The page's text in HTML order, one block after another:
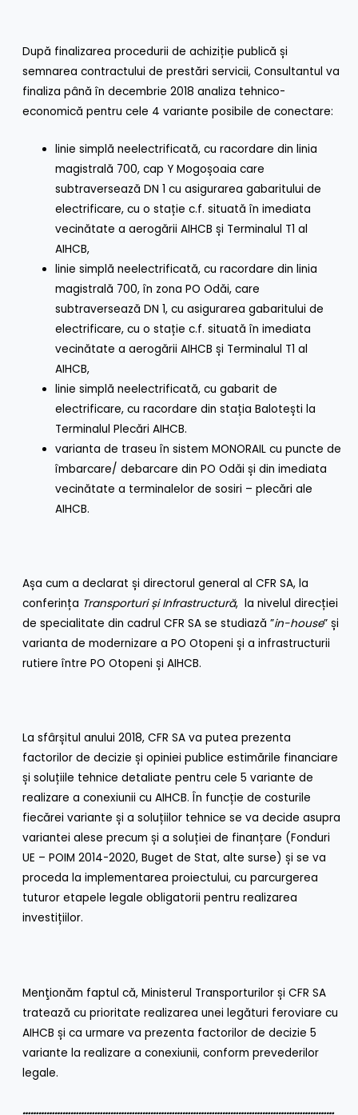
După finalizarea procedurii de achiziție publică și
semnarea contractului de prestări servicii, Consultantul va
finaliza până în decembrie 2018 analiza tehnico-
economică pentru cele 4 variante posibile de conectare:
linie simplă neelectrificată, cu racordare din linia
magistrală 700, cap Y Mogoșoaia care
subtraversează DN 1 cu asigurarea gabaritului de
electrificare, cu o stație c.f. situată în imediata
vecinătate a aerogării AIHCB și Terminalul T1 al
AIHCB,
linie simplă neelectrificată, cu racordare din linia
magistrală 700, în zona PO Odăi, care
subtraversează DN 1, cu asigurarea gabaritului de
electrificare, cu o stație c.f. situată în imediata
vecinătate a aerogării AIHCB și Terminalul T1 al
AIHCB,
linie simplă neelectrificată, cu gabarit de
electrificare, cu racordare din stația Balotești la
Terminalul Plecări AIHCB.
varianta de traseu în sistem MONORAIL cu puncte de
îmbarcare/ debarcare din PO Odăi și din imediata
vecinătate a terminalelor de sosiri – plecări ale
AIHCB.
Așa cum a declarat și directorul general al CFR SA, la
conferința Transporturi și Infrastructură, la nivelul direcției
de specialitate din cadrul CFR SA se studiază ”in-house” și
varianta de modernizare a PO Otopeni și a infrastructurii
rutiere între PO Otopeni și AIHCB.
La sfârșitul anului 2018, CFR SA va putea prezenta
factorilor de decizie și opiniei publice estimările financiare
și soluțiile tehnice detaliate pentru cele 5 variante de
realizare a conexiunii cu AIHCB. În funcție de costurile
fiecărei variante și a soluțiilor tehnice se va decide asupra
variantei alese precum și a soluției de finanțare (Fonduri
UE – POIM 2014-2020, Buget de Stat, alte surse) și se va
proceda la implementarea proiectului, cu parcurgerea
tuturor etapele legale obligatorii pentru realizarea
investițiilor.
Menţionăm faptul că, Ministerul Transporturilor și CFR SA
tratează cu prioritate realizarea unei legături feroviare cu
AIHCB și ca urmare va prezenta factorilor de decizie 5
variante la realizare a conexiunii, conform prevederilor
legale.
………………………………………………………………………………………………………